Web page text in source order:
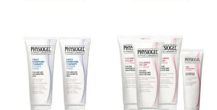
原
始
價
格：
NT$ 2,400。
格：
NT$ 1,824。
始
價
格：
NT$ 3,970。